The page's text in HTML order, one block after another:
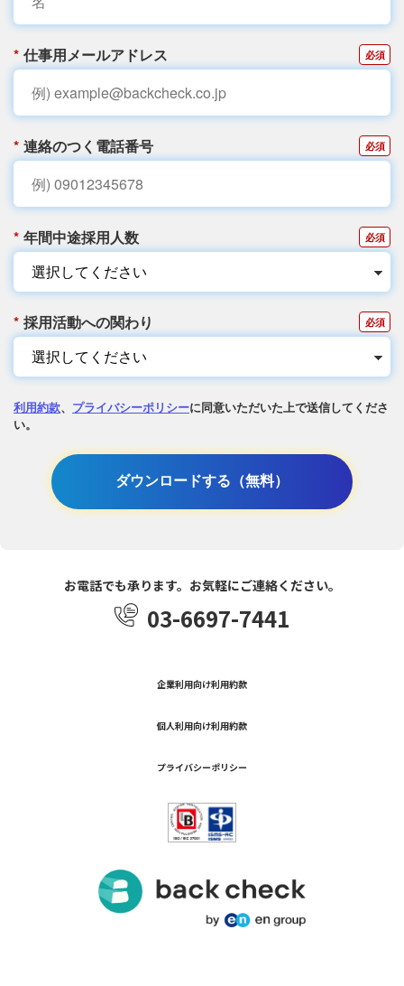
* 仕事用メールアドレス
* 連絡のつく電話番号
* 年間中途採用人数
* 採用活動への関わり
利用約款、 プライバシーポリシーに同意いただいた上で送信してくださ
い。
ダウンロードする（無料）
お電話でも承ります。お気軽にご連絡ください。
03-6697-7441
企業利用向け利用約款
個人利用向け利用約款
プライバシーポリシー